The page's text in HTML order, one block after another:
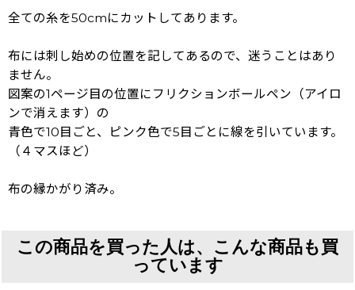
全ての糸を50cmにカットしてあります。
布には刺し始めの位置を記してあるので、迷うことはあり
ません。
図案の1ページ目の位置にフリクションボールペン（アイロ
ンで消えます）の
青色で10目ごと、ピンク色で5目ごとに線を引いています。
（４マスほど）
布の縁かがり済み。
この商品を買った人は、こんな商品も買
っています